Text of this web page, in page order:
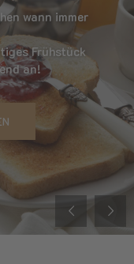
wann immer
Frühstück
an!